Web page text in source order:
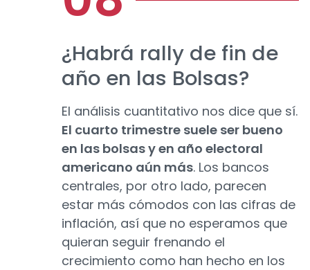
¿Habrá rally de fin de
año en las Bolsas?
El análisis cuantitativo nos dice que sí.
El cuarto trimestre suele ser bueno
en las bolsas y en año electoral
americano aún más. Los bancos
centrales, por otro lado, parecen
estar más cómodos con las cifras de
inflación, así que no esperamos que
quieran seguir frenando el
crecimiento como han hecho en los